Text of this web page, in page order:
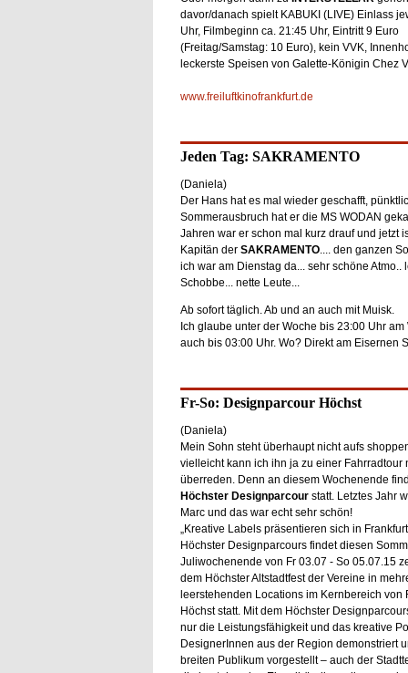
davor/danach spielt KABUKI (LIVE) Einlass
Uhr, Filmbeginn ca. 21:45 Uhr, Eintritt 9 Euro
(Freitag/Samstag: 10 Euro), kein VVK,
leckerste Speisen von Galette-Königin Chez
www.freiluftkinofrankfurt.de
Jeden Tag: SAKRAMENTO
(Daniela)
Der Hans hat es mal wieder geschafft,
Sommerausbruch hat er die MS WODAN
Jahren war er schon mal kurz drauf und jetzt
Kapitän der SAKRAMENTO.... den ganzen
ich war am Dienstag da... sehr schöne Atmo..
Schobbe... nette Leute...
Ab sofort täglich. Ab und an auch mit Muisk.
Ich glaube unter der Woche bis 23:00 Uhr
auch bis 03:00 Uhr. Wo? Direkt am Eisernen
Fr-So: Designparcour Höchst
(Daniela)
Mein Sohn steht überhaupt nicht aufs
vielleicht kann ich ihn ja zu einer Fahrradtour
überreden. Denn an diesem Wochenende
Höchster Designparcour statt. Letztes Jahr
Marc und das war echt sehr schön!
„Kreative Labels präsentieren sich in
Höchster Designparcours findet diesen
Juliwochenende von Fr 03.07 - So 05.07.15
dem Höchster Altstadtfest der Vereine in
leerstehenden Locations im Kernbereich von
Höchst statt. Mit dem Höchster
nur die Leistungsfähigkeit und das kreative
DesignerInnen aus der Region demonstriert
breiten Publikum vorgestellt – auch der